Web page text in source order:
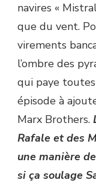
navires «
que du vent.
virements
l’ombre des
qui paye
épisode à
Marx Brothers.
Rafale et des
une manière
si ça soulage